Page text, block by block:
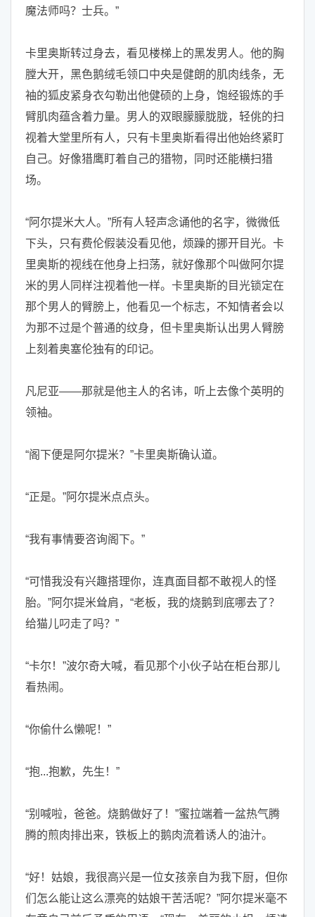
魔法师吗？士兵。”
卡里奥斯转过身去，看见楼梯上的黑发男人。他的胸
膛大开，黑色鹅绒毛领口中央是健朗的肌肉线条，无
袖的狐皮紧身衣勾勒出他健硕的上身，饱经锻炼的手
臂肌肉蕴含着力量。男人的双眼朦朦胧胧，轻佻的扫
视着大堂里所有人，只有卡里奥斯看得出他始终紧盯
自己。好像猎鹰盯着自己的猎物，同时还能横扫猎
场。
“阿尔提米大人。”所有人轻声念诵他的名字，微微低
下头，只有费伦假装没看见他，烦躁的挪开目光。卡
里奥斯的视线在他身上扫荡，就好像那个叫做阿尔提
米的男人同样注视着他一样。卡里奥斯的目光锁定在
那个男人的臂膀上，他看见一个标志，不知情者会以
为那不过是个普通的纹身，但卡里奥斯认出男人臂膀
上刻着奥塞伦独有的印记。
凡尼亚——那就是他主人的名讳，听上去像个英明的
领袖。
“阁下便是阿尔提米？”卡里奥斯确认道。
“正是。”阿尔提米点点头。
“我有事情要咨询阁下。”
“可惜我没有兴趣搭理你，连真面目都不敢视人的怪
胎。”阿尔提米耸肩，“老板，我的烧鹅到底哪去了？
给猫儿叼走了吗？”
“卡尔！”波尔奇大喊，看见那个小伙子站在柜台那儿
看热闹。
“你偷什么懒呢！”
“抱...抱歉，先生！”
“别喊啦，爸爸。烧鹅做好了！”蜜拉端着一盆热气腾
腾的煎肉排出来，铁板上的鹅肉流着诱人的油汁。
“好！姑娘，我很高兴是一位女孩亲自为我下厨，但你
们怎么能让这么漂亮的姑娘干苦活呢？”阿尔提米毫不